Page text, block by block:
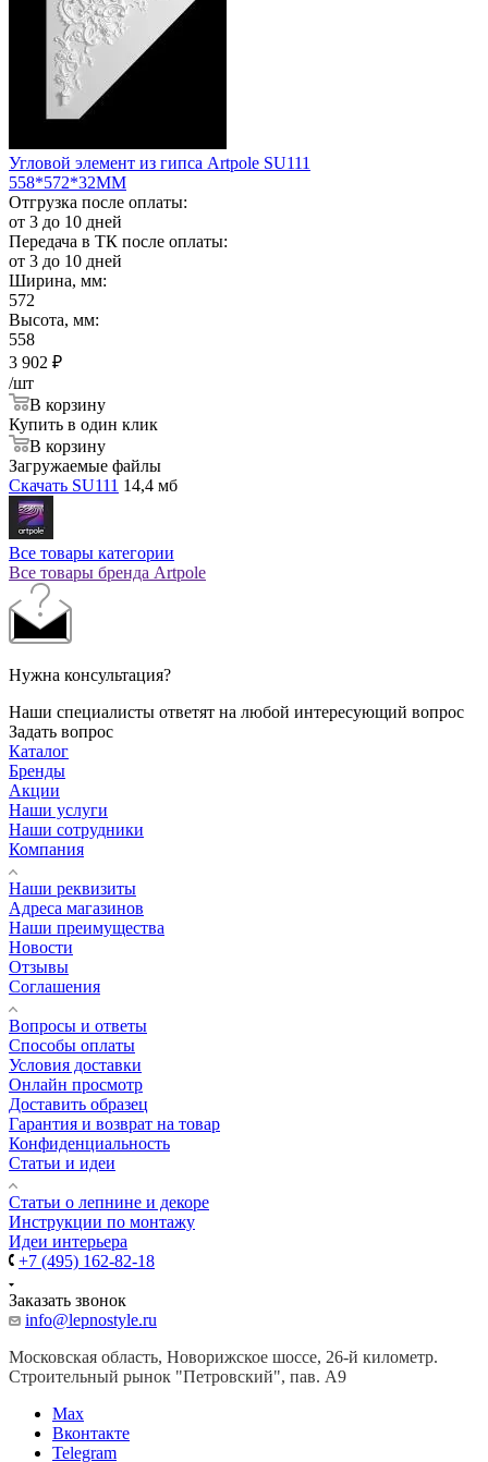
Угловой элемент из гипса Artpole SU111
558*572*32ММ
Отгрузка после оплаты:
от 3 до 10 дней
Передача в ТК после оплаты:
от 3 до 10 дней
Ширина, мм:
572
Высота, мм:
558
3 902 ₽
/шт
В корзину
Купить в один клик
В корзину
Загружаемые файлы
Скачать SU111 14,4 мб
Все товары категории
Все товары бренда Artpole
Нужна консультация?
Наши специалисты ответят на любой интересующий вопрос
Задать вопрос
Каталог
Бренды
Акции
Наши услуги
Наши сотрудники
Компания
Наши реквизиты
Адреса магазинов
Наши преимущества
Новости
Отзывы
Соглашения
Вопросы и ответы
Способы оплаты
Условия доставки
Онлайн просмотр
Доставить образец
Гарантия и возврат на товар
Конфиденциальность
Статьи и идеи
Cтатьи о лепнине и декоре
Инструкции по монтажу
Идеи интерьера
+7 (495) 162-82-18
Заказать звонок
info@lepnostyle.ru
Московская область, Новорижское шоссе, 26-й километр.
Строительный рынок "Петровский", пав. А9
Мах
Вконтакте
Telegram